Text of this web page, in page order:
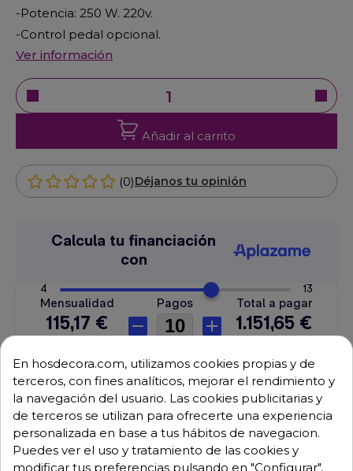
-Potencia: 250 W. 220v.
-Control pedal opcional.
Ver información
Añadir al carrito
(0)Déjanos tu opinión
Envío GRATUITO a partir de 500 € (IVA excl.)
Equipo de expertos a tu servicio.
Garantía mínima de 1 año.
Pago 100% seguro.
En hosdecora.com, utilizamos cookies propias y de
terceros, con fines analíticos, mejorar el rendimiento y
la navegación del usuario. Las cookies publicitarias y
de terceros se utilizan para ofrecerte una experiencia
personalizada en base a tus hábitos de navegacion.
Puedes ver el uso y tratamiento de las cookies y
modificar tus preferencias pulsando en "Configurar",